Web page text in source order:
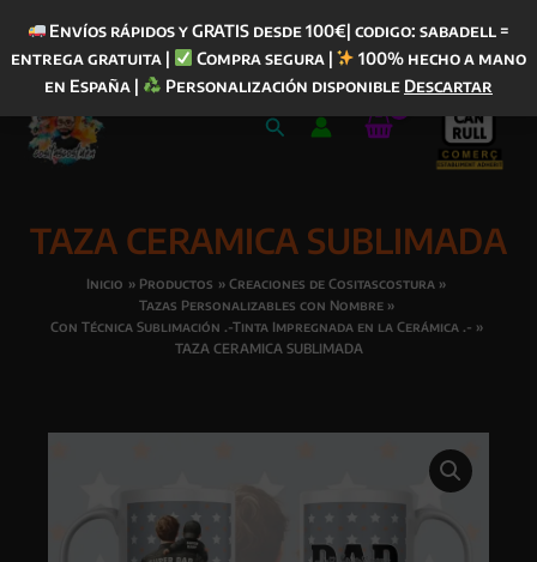
Envíos rápidos y GRATIS desde 100€| codigo: sabadell =
entrega gratuita |
Compra segura |
100% hecho a mano
en España |
Personalización disponible Descartar
contenido
Buscar
TAZA CERAMICA SUBLIMADA
Inicio Productos
Creaciones de Cositascostura
Tazas Personalizables con Nombre
Con Técnica Sublimación .-Tinta Impregnada en la Cerámica .-
TAZA CERAMICA SUBLIMADA